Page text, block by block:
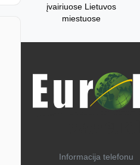
įvairiuose Lietuvos
miestuose
Informacija telefonu